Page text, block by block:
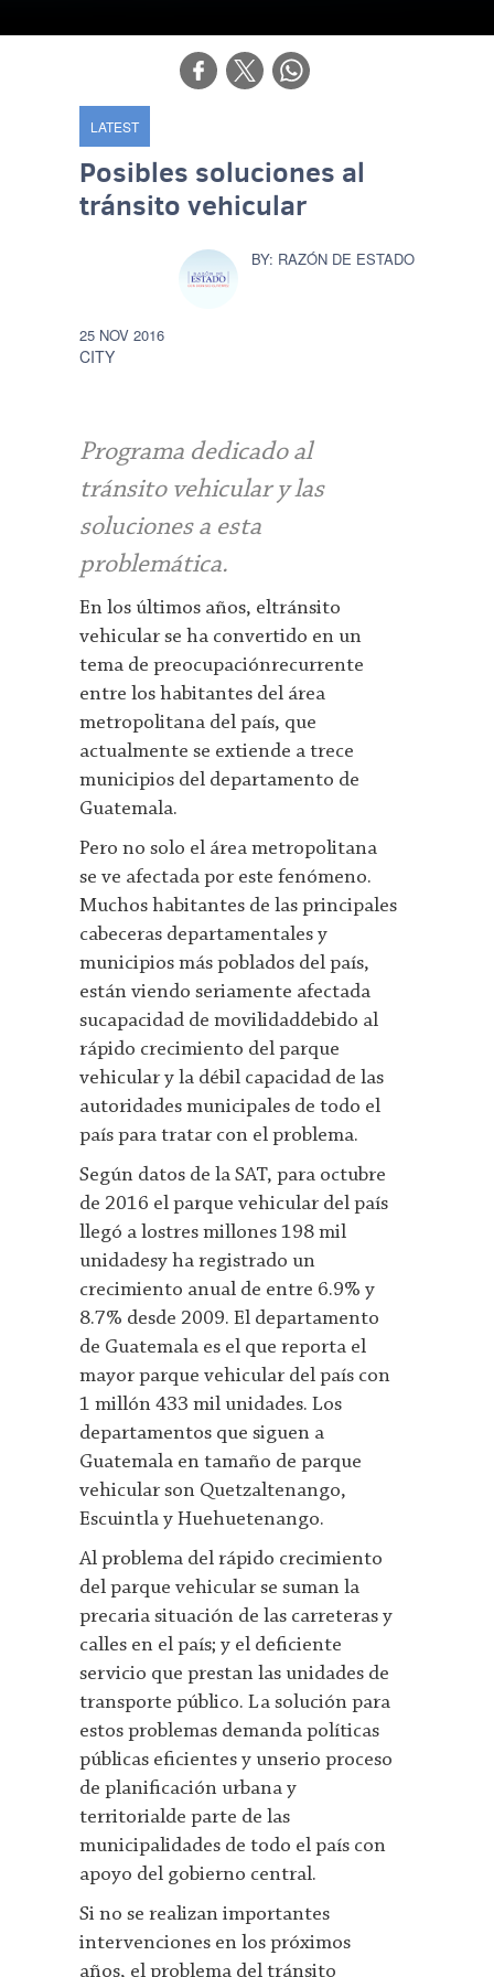
LATEST
Posibles soluciones al
tránsito vehicular
CITY
RAZÓN DE ESTADO
25 NOV 2016
Programa dedicado al
tránsito vehicular y las
soluciones a esta
problemática.
En los últimos años, eltránsito
vehicular se ha convertido en un
tema de preocupaciónrecurrente
entre los habitantes del área
metropolitana del país, que
actualmente se extiende a trece
municipios del departamento de
Guatemala.
Pero no solo el área metropolitana
se ve afectada por este fenómeno.
Muchos habitantes de las principales
cabeceras departamentales y
municipios más poblados del país,
están viendo seriamente afectada
sucapacidad de movilidaddebido al
rápido crecimiento del parque
vehicular y la débil capacidad de las
autoridades municipales de todo el
país para tratar con el problema.
Según datos de la SAT, para octubre
de 2016 el parque vehicular del país
llegó a lostres millones 198 mil
unidadesy ha registrado un
crecimiento anual de entre 6.9% y
8.7% desde 2009. El departamento
de Guatemala es el que reporta el
mayor parque vehicular del país con
1 millón 433 mil unidades. Los
departamentos que siguen a
Guatemala en tamaño de parque
vehicular son Quetzaltenango,
Escuintla y Huehuetenango.
Al problema del rápido crecimiento
del parque vehicular se suman la
precaria situación de las carreteras y
calles en el país; y el deficiente
servicio que prestan las unidades de
transporte público. La solución para
estos problemas demanda políticas
públicas eficientes y unserio proceso
de planificación urbana y
territorialde parte de las
municipalidades de todo el país con
apoyo del gobierno central.
Si no se realizan importantes
intervenciones en los próximos
años, el problema del tránsito